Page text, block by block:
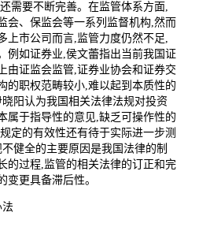
需要不断完善。在监管体系方面,
会、保监会等一系列监督机构,然而
上市公司而言,监管力度仍然不足,
例如证券业,侯文蕾指出当前我国证
由证监会监管,证券业协会和证券交
的职权范畴较小,难以起到本质性的
阳认为我国相关法律法规对投资
属于指导性的意见,缺乏可操作性的
定的有效性还有待于实际进一步测
健全的主要原因是我国法律的制
的过程,监管的相关法律的订正和完
变更具备滞后性。
法